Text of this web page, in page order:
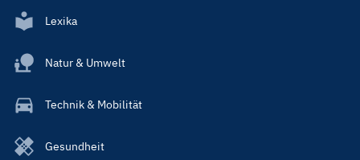
Lexika
Natur & Umwelt
Technik & Mobilität
Gesundheit